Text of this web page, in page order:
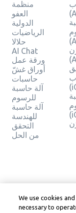
منظمة
العفو
الدولية
الرياضيات
حلالا
AI Chat
ورقة عمل
أوراق غشّ
حاسبات
آلة حاسبة
للرسوم
آلة حاسبة
للهندسة
التحقق
من الحل
We use cookies
necessary to